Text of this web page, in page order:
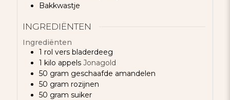
Bakkwastje
INGREDIËNTEN
Ingrediënten
1 rol vers bladerdeeg
1 kilo appels Jonagold
50 gram geschaafde amandelen
50 gram rozijnen
50 gram suiker